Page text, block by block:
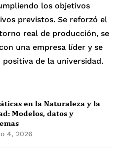
los objetivos
previstos. Se reforzó el
real de producción, se
una empresa líder y se
de la universidad.
en la Naturaleza y la
Modelos, datos y
4, 2026